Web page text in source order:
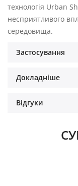
технологія Urban
несприятливого
середовища.
Застосування
Докладніше
Відгуки